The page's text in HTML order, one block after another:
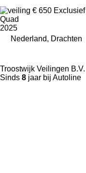
€ 650
Quad
2025
Nederland, Drachten
Troostwijk Veilingen B.V.
Sinds 8 jaar bij Autoline